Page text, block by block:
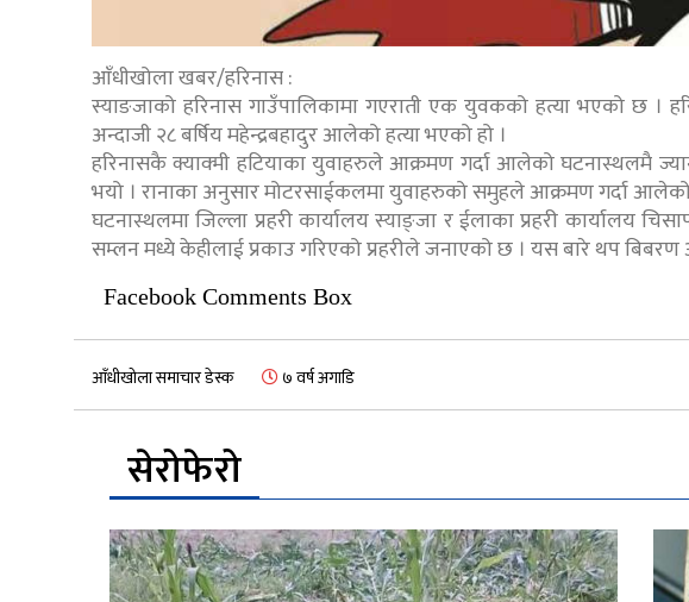
आँधीखोला खबर/हरिनास :
स्याङजाको हरिनास गाउँपालिकामा गएराती एक युवकको हत्या भएको छ ।
अन्दाजी २८ बर्षिय महेन्द्रबहादुर आलेको हत्या भएको हो ।
हरिनासकै क्याक्मी हटियाका युवाहरुले आक्रमण गर्दा आलेको घटनास्थलमै
भयो । रानाका अनुसार मोटरसाईकलमा युवाहरुको समुहले आक्रमण गर्दा आलेको
घटनास्थलमा जिल्ला प्रहरी कार्यालय स्याङ्जा र ईलाका प्रहरी कार्यालय
सम्लन मध्ये केहीलाई प्रकाउ गरिएको प्रहरीले जनाएको छ । यस बारे थप
Facebook Comments Box
आँधीखोला समाचार डेस्क ७ वर्ष अगाडि
सेरोफेरो